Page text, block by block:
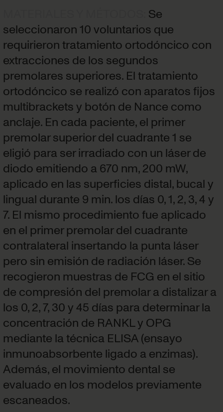
Se
seleccionaron 10 voluntarios que
requirieron tratamiento ortodóncico con
extracciones de los segundos
premolares superiores. El tratamiento
ortodóncico se realizó con aparatos fijos
multibrackets y botón de Nance como
anclaje. En cada paciente, el primer
premolar superior del cuadrante 1 se
eligió para ser irradiado con un láser de
diodo emitiendo a 670 nm, 200 mW,
aplicado en las superficies distal, bucal y
lingual durante 9 min. los días 0, 1, 2, 3, 4 y
7. El mismo procedimiento fue aplicado
en el primer premolar del cuadrante
contralateral insertando la punta láser
pero sin emisión de radiación láser. Se
recogieron muestras de FCG en el sitio
de compresión del premolar a distalizar a
los 0, 2, 7, 30 y 45 días para determinar la
concentración de RANKL y OPG
mediante la técnica ELISA (ensayo
inmunoabsorbente ligado a enzimas).
Además, el movimiento dental se
evaluado en los modelos previamente
escaneados.